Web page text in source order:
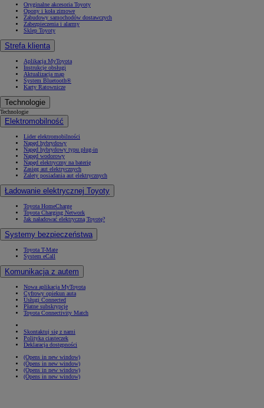
Oryginalne akcesoria Toyoty
Opony i koła zimowe
Zabudowy samochodów dostawczych
Zabezpieczenia i alarmy
Sklep Toyoty
Strefa klienta
Aplikacja MyToyota
Instrukcje obsługi
Aktualizacja map
System Bluetooth®
Karty Ratownicze
Technologie
Technologie
Elektromobilność
Lider elektromobilności
Napęd hybrydowy
Napęd hybrydowy typu plug-in
Napęd wodorowy
Napęd elektryczny na baterię
Zasięg aut elektrycznych
Zalety posiadania aut elektrycznych
Ładowanie elektrycznej Toyoty
Toyota HomeCharge
Toyota Charging Network
Jak naładować elektryczną Toyotę?
Systemy bezpieczeństwa
Toyota T-Mate
System eCall
Komunikacja z autem
Nowa aplikacja MyToyota
Cyfrowy opiekun auta
Usługi Connected
Płatne subskrypcje
Toyota Connectivity Match
Skontaktuj się z nami
Polityka ciasteczek
Deklaracja dostępności
(Opens in new window)
(Opens in new window)
(Opens in new window)
(Opens in new window)